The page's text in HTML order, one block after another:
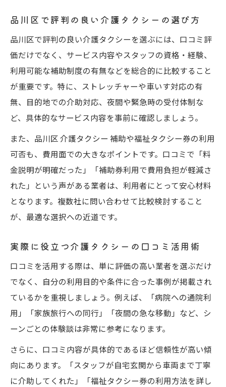
品川区で評判の良い介護タクシーの選び方
品川区で評判の良い介護タクシーを選ぶには、口コミ評
価だけでなく、サービス内容やスタッフの資格・経験、
利用可能な補助制度の有無などを総合的に比較すること
が重要です。特に、ストレッチャーや車いす対応の有
無、目的地での介助対応、夜間や緊急時の受付体制な
ど、具体的なサービス内容を事前に確認しましょう。
また、品川区 介護タクシー 補助や福祉タクシー券の利用
可否も、費用面での大きなポイントです。口コミで「料
金説明が明確だった」「補助券利用で費用負担が軽減さ
れた」という声がある業者は、利用者にとって安心材料
となります。複数社に問い合わせて比較検討すること
が、最適な選択への近道です。
実際に役立つ介護タクシーの口コミ活用術
口コミを活用する際は、単に評価の高い業者を選ぶだけ
でなく、自分の利用目的や条件に合った事例が掲載され
ているかを重視しましょう。例えば、「病院への通院利
用」「家族旅行への同行」「夜間の急な移動」など、シ
ーンごとの体験談は非常に参考になります。
さらに、口コミ内容が具体的であるほど信頼性が高い傾
向にあります。「スタッフが自宅玄関から車両まで丁寧
に介助してくれた」「福祉タクシー券の利用方法を詳し